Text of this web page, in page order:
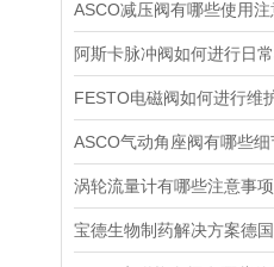
ASCO减压阀有哪些使用注
阿斯卡脉冲阀如何进行日
FESTO电磁阀如何进行维
涡轮流量计有哪些注意事项
宝德生物制药解决方案德